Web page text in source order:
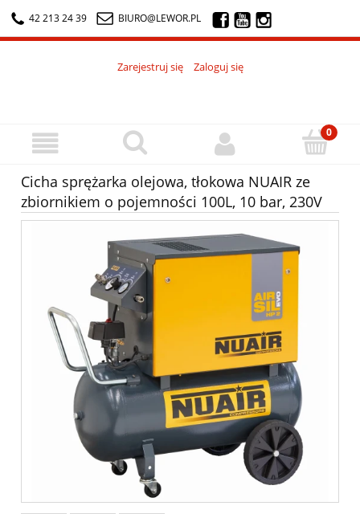
42 213 24 39 BIURO@LEWOR.PL
Zarejestruj się Zaloguj się
Cicha sprężarka olejowa, tłokowa NUAIR ze
zbiornikiem o pojemności 100L, 10 bar, 230V